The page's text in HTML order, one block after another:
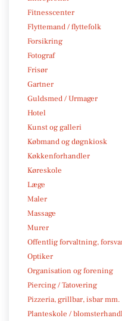
Fitnesscenter
Flyttemand / flyttefolk
Forsikring
Fotograf
Frisør
Gartner
Guldsmed / Urmager
Hotel
Kunst og galleri
Købmand og døgnkiosk
Køkkenforhandler
Køreskole
Læge
Maler
Massage
Murer
Offentlig forvaltning,
Optiker
Organisation og forening
Piercing / Tatovering
Pizzeria, grillbar, isbar mm.
Planteskole /